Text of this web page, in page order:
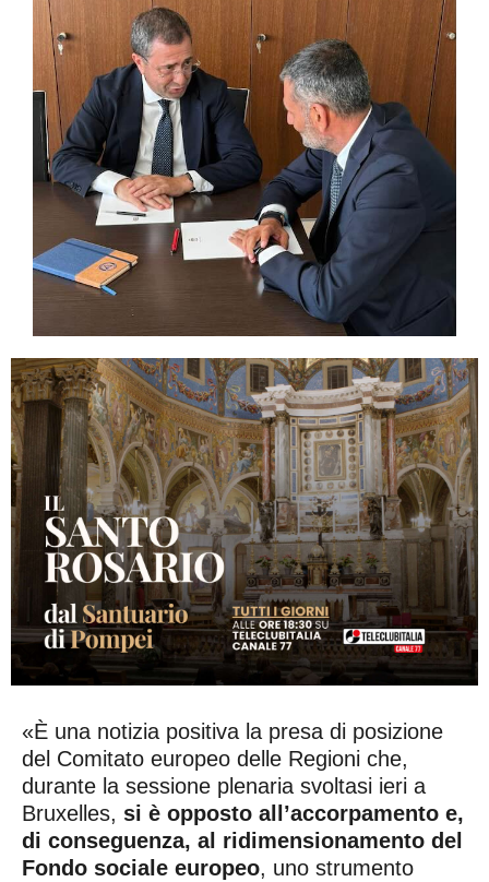
«È una notizia positiva la presa di posizione
del Comitato europeo delle Regioni che,
durante la sessione plenaria svoltasi ieri a
Bruxelles, si è opposto all’accorpamento e,
di conseguenza, al ridimensionamento del
Fondo sociale europeo, uno strumento